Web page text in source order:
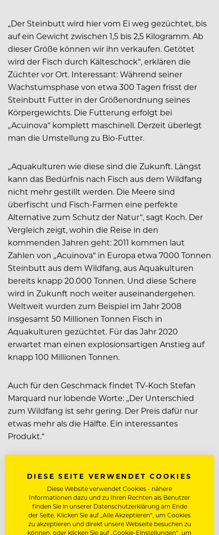
„Der Steinbutt wird hier vom Ei weg gezüchtet, bis
auf ein Gewicht zwischen 1,5 bis 2,5 Kilogramm. Ab
dieser Größe können wir ihn verkaufen. Getötet
wird der Fisch durch Kälteschock“, erklären die
Züchter vor Ort. Interessant: Während seiner
Wachstumsphase von etwa 300 Tagen frisst der
Steinbutt Futter in der Größenordnung seines
Körpergewichts. Die Futterung erfolgt bei
„Acuinova“ komplett maschinell. Derzeit überlegt
man die Umstellung zu Bio-Futter.
„Aquakulturen wie diese sind die Zukunft. Längst
kann das Bedürfnis nach Fisch aus dem Wildfang
nicht mehr gestillt werden. Die Meere sind
überfischt und Fisch-Farmen eine perfekte
Alternative zum Schutz der Natur“, sagt Koch. Der
Vergleich zeigt, wohin die Reise in den
kommenden Jahren geht: 2011 kommen laut
Zahlen von „Acuinova“ in Europa etwa 7000 Tonnen
Steinbutt aus dem Wildfang, aus Aquakulturen
bereits knapp 20.000 Tonnen. Und diese Schere
wird in Zukunft noch weiter auseinandergehen.
Weltweit wurden zum Beispiel im Jahr 2008
insgesamt 50 Millionen Tonnen Fisch in
Aquakulturen gezüchtet. Für das Jahr 2020
erwartet man einen explosionsartigen Anstieg auf
knapp 100 Millionen Tonnen.
Auch für den Geschmack findet TV-Koch Stefan
Marquard nur lobende Worte: „Der Unterschied
zum Wildfang ist sehr gering. Der Preis dafür nur
etwas mehr als die Hälfte. Ein interessantes
Produkt.“
REISEN SORGT FÜR
NEUE IDEEN
DIESE SEITE VERWENDET COOKIES
Diese Website verwendet Cookies - nähere
Informationen dazu und zu Ihren Rechten als Benutzer
finden Sie in unserer Datenschutzerklärung am Ende
der Seite. Klicken Sie auf „Alle Akzeptieren“, um Cookies
zu akzeptieren und direkt unsere Webseite besuchen zu
können, oder klicken Sie auf „Cookie-Einstellungen“, um